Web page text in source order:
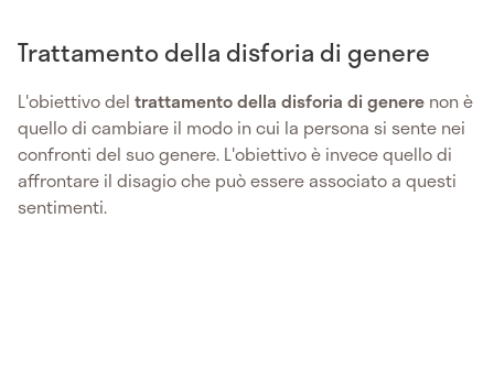
Trattamento della disforia di genere
L'obiettivo del trattamento della disforia di genere non è
quello di cambiare il modo in cui la persona si sente nei
confronti del suo genere. L'obiettivo è invece quello di
affrontare il disagio che può essere associato a questi
sentimenti.